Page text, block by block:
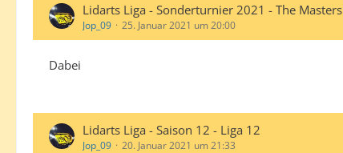
Lidarts Liga - Sonderturnier 2021 - The Masters
Jop_09 25. Januar 2021 um 20:00
Dabei
Lidarts Liga - Saison 12 - Liga 12
Jop_09 20. Januar 2021 um 21:33